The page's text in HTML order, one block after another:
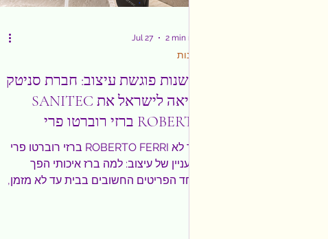
חדשנות פוגשת עיצוב: חברת סניטק
SANITEC מביאה לישראל את
ברזי רוברטו פרי ROBERTO
FERRI
ברזי רוברטו פרי ROBERTO FERRI כבר לא
רק עניין של עיצוב: למה ברז איכותי הפך
לאחד הפריטים החשובים בבית עד לא מזמן,
צרכנות
Jul 27 2 min read